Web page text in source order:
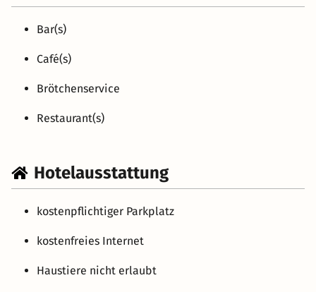
Bar(s)
Café(s)
Brötchenservice
Restaurant(s)
Hotelausstattung
kostenpflichtiger Parkplatz
kostenfreies Internet
Haustiere nicht erlaubt